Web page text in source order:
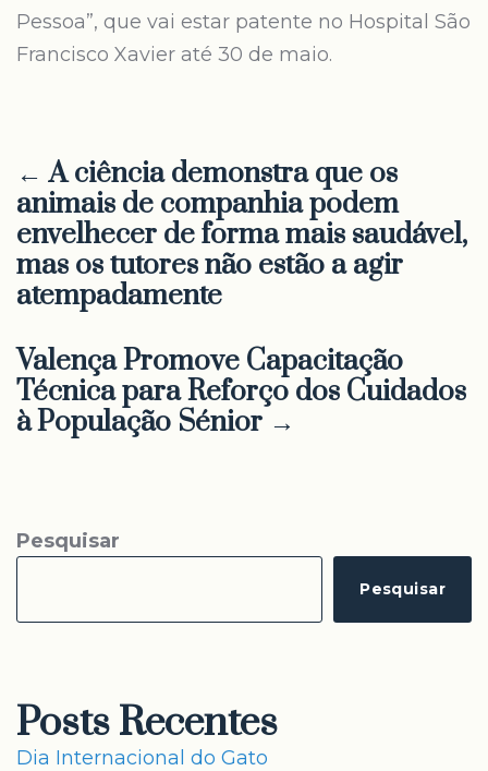
Pessoa”, que vai estar patente no Hospital São
Francisco Xavier até 30 de maio.
← A ciência demonstra que os
animais de companhia podem
envelhecer de forma mais saudável,
mas os tutores não estão a agir
atempadamente
Valença Promove Capacitação
Técnica para Reforço dos Cuidados
à População Sénior →
Pesquisar
Pesquisar
Posts Recentes
Dia Internacional do Gato